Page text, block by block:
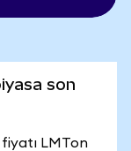
son
LMTon